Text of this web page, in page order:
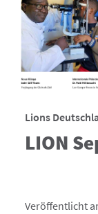
Lions
LION
Veröffentlicht